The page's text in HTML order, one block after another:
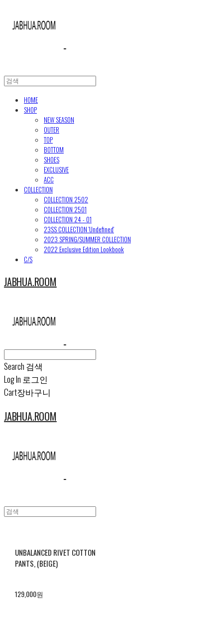
HOME
SHOP
NEW SEASON
OUTER
TOP
BOTTOM
SHOES
EXCLUSIVE
ACC
COLLECTION
COLLECTION 2502
COLLECTION 2501
COLLECTION 24 - 01
23SS COLLECTION 'Undefined'
2023 SPRING/SUMMER COLLECTION
2022 Exclusive Edition Lookbook
C/S
JABHUA.ROOM
Search 검색
Log In 로그인
Cart장바구니
JABHUA.ROOM
UNBALANCED RIVET COTTON
PANTS, (BEIGE)
129,000원